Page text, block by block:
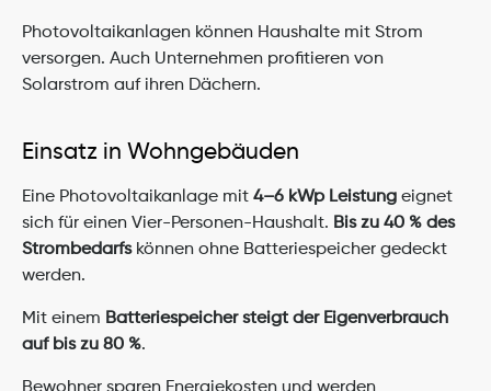
Photovoltaikanlagen können Haushalte mit Strom
versorgen. Auch Unternehmen profitieren von
Solarstrom auf ihren Dächern.
Einsatz in Wohngebäuden
Eine Photovoltaikanlage mit 4–6 kWp Leistung eignet
sich für einen Vier-Personen-Haushalt. Bis zu 40 % des
Strombedarfs können ohne Batteriespeicher gedeckt
werden.
Mit einem Batteriespeicher steigt der Eigenverbrauch
auf bis zu 80 %.